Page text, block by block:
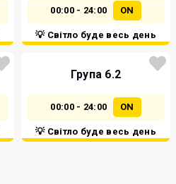
00:00 - 24:00 ON
💡 Світло буде весь день
Група 6.2
00:00 - 24:00 ON
💡 Світло буде весь день